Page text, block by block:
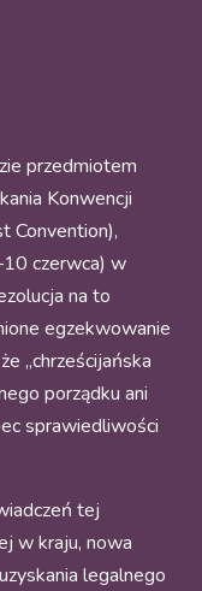
przedmiotem
Konwencji
Convention),
czerwca) w
na to
egzekwowanie
„chrześcijańska
porządku ani
sprawiedliwości
tej
w kraju, nowa
legalnego